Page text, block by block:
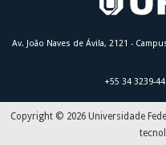
Av. João Naves de Ávila, 2121 -
+55 34 3239-
Copyright © 2026 Universidade